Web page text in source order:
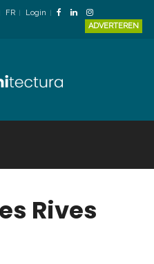
FR
Login
ADVERTEREN
Rives